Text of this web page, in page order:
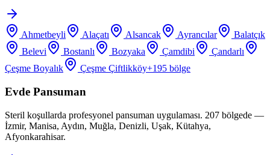
Ahmetbeyli Alaçatı Alsancak Ayrancılar
Balatçık
Belevi
Bostanlı Bozyaka Çamdibi
Çandarlı
Çeşme Boyalık
Çeşme Çiftlikköy+195 bölge
Evde Pansuman
Steril koşullarda profesyonel pansuman uygulaması. 207 bölgede —
İzmir, Manisa, Aydın, Muğla, Denizli, Uşak, Kütahya,
Afyonkarahisar.